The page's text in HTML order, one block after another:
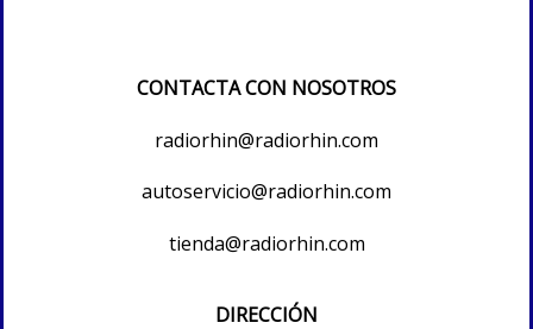
CONTACTA CON NOSOTROS
radiorhin@radiorhin.com
autoservicio@radiorhin.com
tienda@radiorhin.com
DIRECCIÓN